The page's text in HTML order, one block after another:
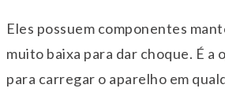
Eles possuem componentes
muito baixa para dar choque. É a
para carregar o aparelho em